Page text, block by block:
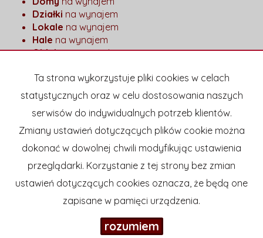
Działki na wynajem
Lokale na wynajem
Hale na wynajem
Obiektyna wynajem
Mieszkaniana sprzedaż
Działkina sprzedaż
Lokalena sprzedaż
Hale na sprzedaż
Obiekty
na sprzedaż
Strona główna Kup Sprzedaj Kontakt Blog
Nieruchomości D. Dąbrowska 2026
Galactica Virgo
Ta strona wykorzystuje pliki cookies w celach
statystycznych oraz w celu dostosowania naszych
serwisów do indywidualnych potrzeb klientów.
Zmiany ustawień dotyczących plików cookie można
dokonać w dowolnej chwili modyfikując ustawienia
przeglądarki. Korzystanie z tej strony bez zmian
ustawień dotyczących cookies oznacza, że będą one
zapisane w pamięci urządzenia.
rozumiem